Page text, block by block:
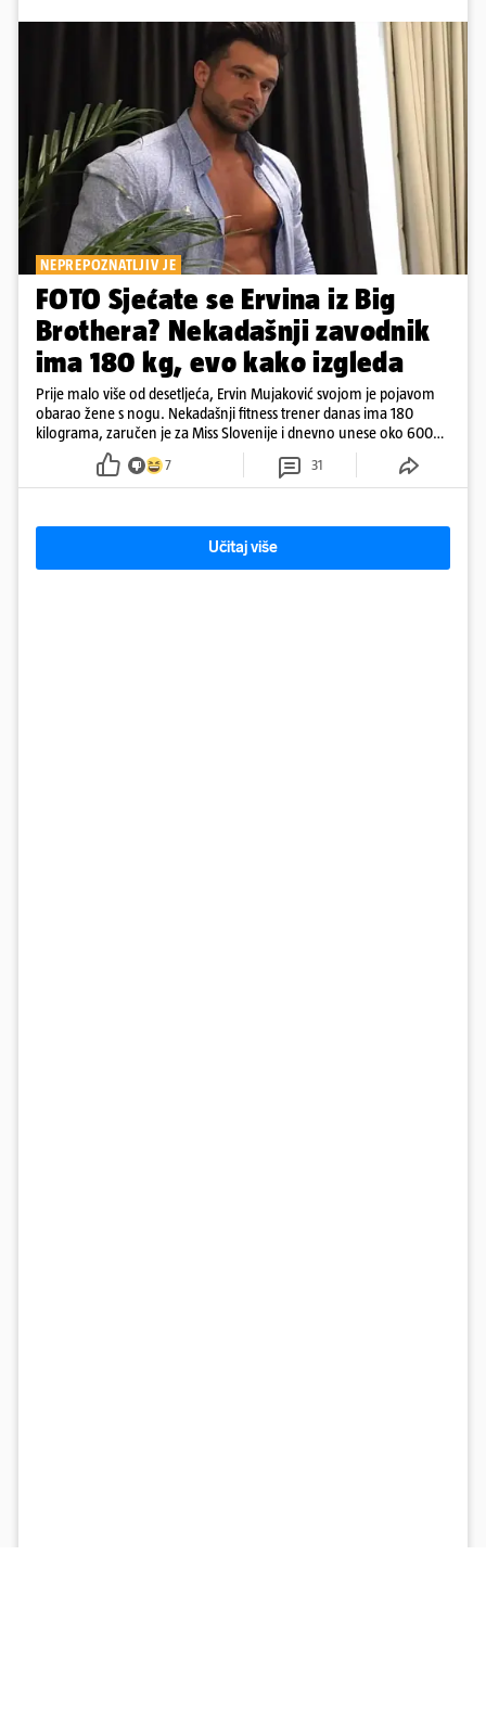
NEPREPOZNATLJIV JE
FOTO Sjećate se Ervina iz Big
Brothera? Nekadašnji zavodnik
ima 180 kg, evo kako izgleda
Prije malo više od desetljeća, Ervin Mujaković svojom je pojavom
obarao žene s nogu. Nekadašnji fitness trener danas ima 180
kilograma, zaručen je za Miss Slovenije i dnevno unese oko 6000
7 31
Učitaj više